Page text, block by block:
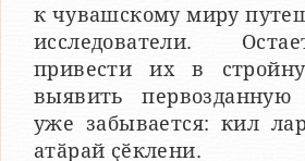
к чувашскому миру
исследователи.
привести их в
выявить первозданную
уже забывается: кил
атӑрай ҫӗклени.